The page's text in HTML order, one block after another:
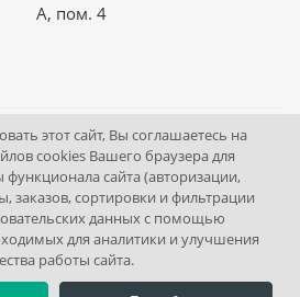
А, пом. 4
оборудование Интернет
портал.
Братская ул, дом 27, литер А,
пом. 4
этот сайт, Вы соглашаетесь на
cookies Вашего браузера для
сайта (авторизации,
заказов, сортировки и фильтрации
данных с помощью
для аналитики и улучшения
работы сайта.